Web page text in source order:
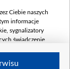
Ciebie naszych
informacje
sygnalizatory
świadczenie